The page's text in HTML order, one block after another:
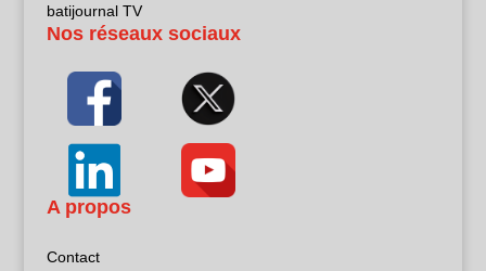
batijournal TV
Nos réseaux sociaux
A propos
Contact